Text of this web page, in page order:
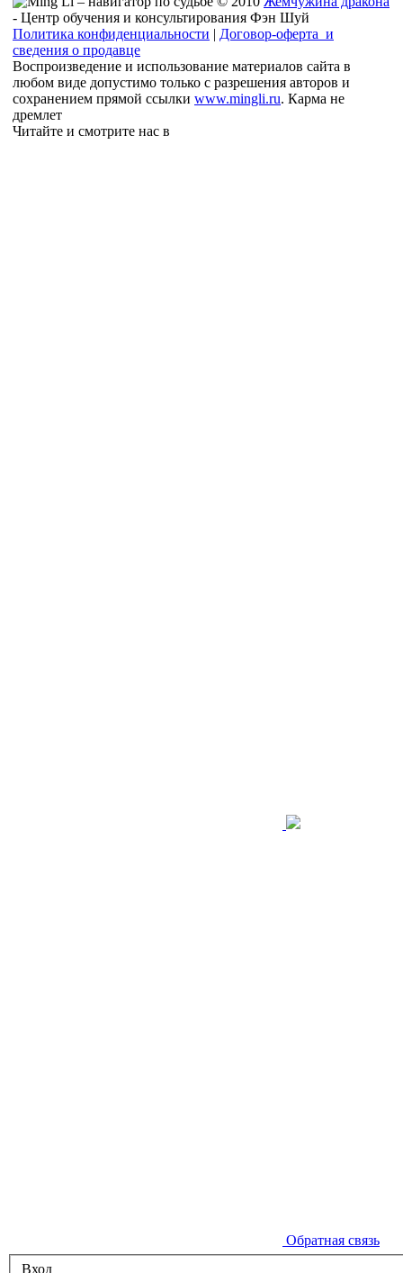
- Центр обучения и консультирования Фэн Шуй
Политика конфиденциальности | Договор-оферта и
сведения о продавце
Воспроизведение и использование материалов сайта в
любом виде допустимо только с разрешения авторов и
сохранением прямой ссылки www.mingli.ru. Карма не
дремлет
Читайте и смотрите нас в
Обратная связь
Вход